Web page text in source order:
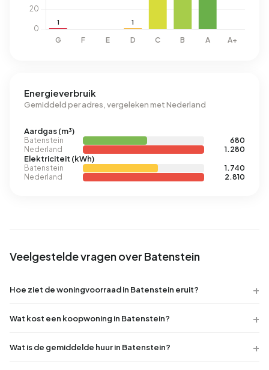
Energieverbruik
Gemiddeld per adres, vergeleken met Nederland
Aardgas (m³)
Batenstein
680
Nederland
1.280
Elektriciteit (kWh)
Batenstein
1.740
Nederland
2.810
Veelgestelde vragen over Batenstein
Hoe ziet de woningvoorraad in Batenstein eruit?
Wat kost een koopwoning in Batenstein?
Wat is de gemiddelde huur in Batenstein?